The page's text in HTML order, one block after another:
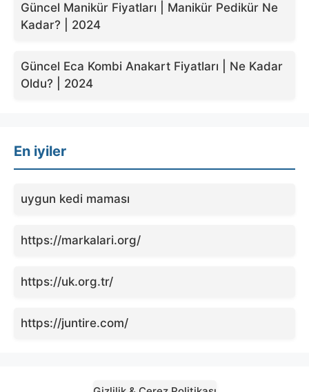
Güncel Manikür Fiyatları | Manikür Pedikür Ne
Kadar? | 2024
Güncel Eca Kombi Anakart Fiyatları | Ne Kadar
Oldu? | 2024
En iyiler
uygun kedi maması
https://markalari.org/
https://uk.org.tr/
https://juntire.com/